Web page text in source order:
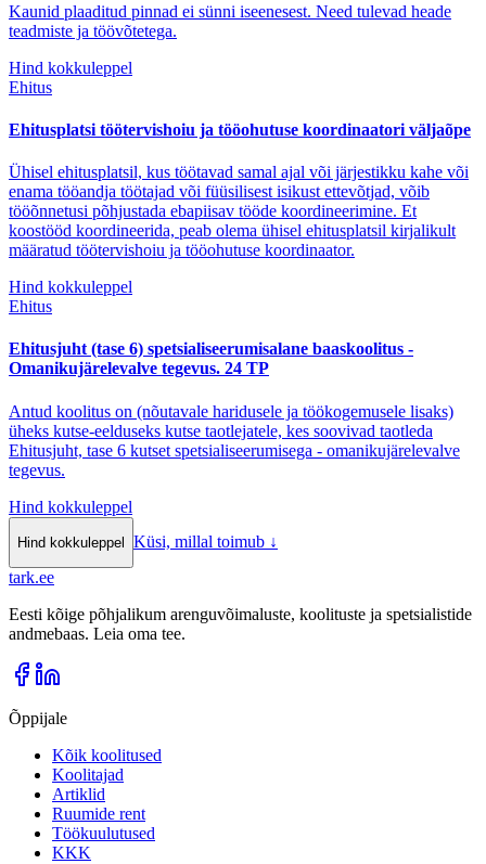
Kaunid plaaditud pinnad ei sünni iseenesest. Need tulevad heade
teadmiste ja töövõtetega.
Hind kokkuleppel
Ehitus
Ehitusplatsi töötervishoiu ja tööohutuse koordinaatori väljaõpe
Ühisel ehitusplatsil, kus töötavad samal ajal või järjestikku kahe või
enama tööandja töötajad või füüsilisest isikust ettevõtjad, võib
tööõnnetusi põhjustada ebapiisav tööde koordineerimine. Et
koostööd koordineerida, peab olema ühisel ehitusplatsil kirjalikult
määratud töötervishoiu ja tööohutuse koordinaator.
Hind kokkuleppel
Ehitus
Ehitusjuht (tase 6) spetsialiseerumisalane baaskoolitus -
Omanikujärelevalve tegevus. 24 TP
Antud koolitus on (nõutavale haridusele ja töökogemusele lisaks)
üheks kutse-eelduseks kutse taotlejatele, kes soovivad taotleda
Ehitusjuht, tase 6 kutset spetsialiseerumisega - omanikujärelevalve
tegevus.
Hind kokkuleppel
Hind kokkuleppel Küsi, millal toimub ↓
tark.ee
Eesti kõige põhjalikum arenguvõimaluste, koolituste ja spetsialistide
andmebaas. Leia oma tee.
Õppijale
Kõik koolitused
Koolitajad
Artiklid
Ruumide rent
Töökuulutused
KKK